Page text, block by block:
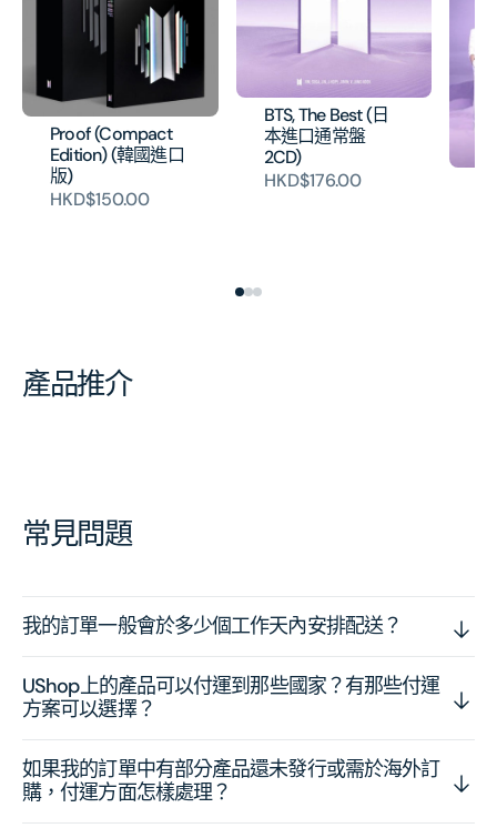
Proof (Compact
Edition) (韓國進口
版)
HKD$150.00
BTS, The Best (日
本進口通常盤
2CD)
HKD$176.00
產品推介
常見問題
我的訂單一般會於多少個工作天內安排配送？
UShop上的產品可以付運到那些國家？有那些付運
方案可以選擇？
如果我的訂單中有部分產品還未發行或需於海外訂
購，付運方面怎樣處理？